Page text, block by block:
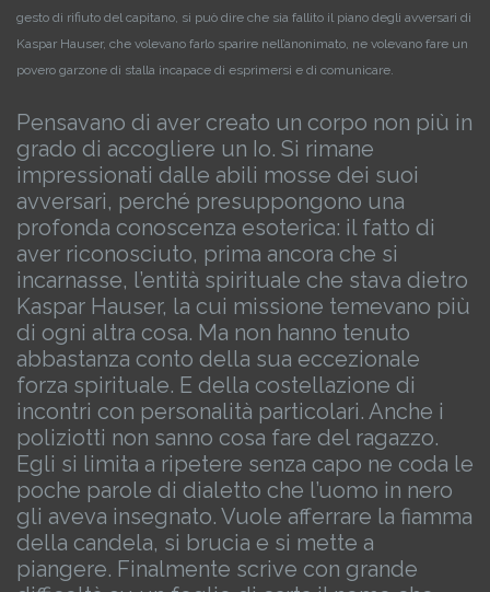
gesto di rifiuto del capitano, si può dire che sia fallito il piano degli avversari di
Kaspar Hauser, che volevano farlo sparire nell’anonimato, ne volevano fare un
povero garzone di stalla incapace di esprimersi e di comunicare.
Pensavano di aver creato un corpo non più in
grado di accogliere un Io. Si rimane
impressionati dalle abili mosse dei suoi
avversari, perché presuppongono una
profonda conoscenza esoterica: il fatto di
aver riconosciuto, prima ancora che si
incarnasse, l’entità spirituale che stava dietro
Kaspar Hauser, la cui missione temevano più
di ogni altra cosa. Ma non hanno tenuto
abbastanza conto della sua eccezionale
forza spirituale. E della costellazione di
incontri con personalità particolari. Anche i
poliziotti non sanno cosa fare del ragazzo.
Egli si limita a ripetere senza capo ne coda le
poche parole di dialetto che l’uomo in nero
gli aveva insegnato. Vuole afferrare la fiamma
della candela, si brucia e si mette a
piangere. Finalmente scrive con grande